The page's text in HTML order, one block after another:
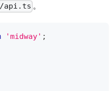
api.ts 。
'midway' ;